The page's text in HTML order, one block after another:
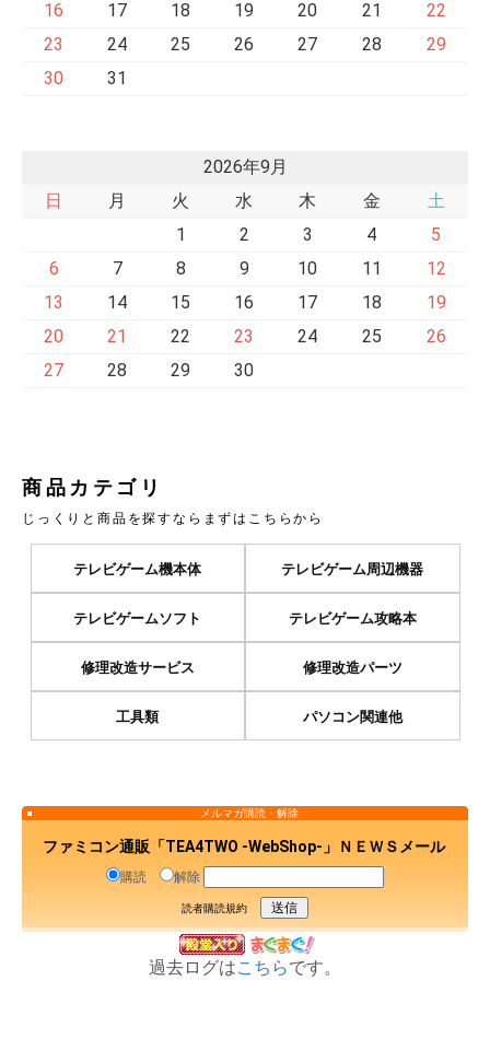
16 17 18 19 20 21
22
23
24 25 26 27 28
29
30
31
2026年9月
日
月 火 水 木 金
土
1
2 3 4
5
6
7 8 9 10 11
12
13
14 15 16 17 18
19
20
21 22 23 24 25
26
27
28 29 30
商品カテゴリ
じっくりと商品を探すならまずはこちらから
テレビゲーム機本体 テレビゲーム周辺機器
テレビゲームソフト テレビゲーム攻略本
修理改造サービス 修理改造パーツ
工具類 パソコン関連他
メルマガ購読・解除
ファミコン通販「TEA4TWO -WebShop-」ＮＥＷＳメール
購読 解除
読者購読規約
過去ログはこちらです。